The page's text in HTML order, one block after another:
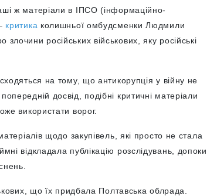
ж матеріали в ІПСО (інформаційно-
критика колишньої омбудсменки Людмили
російських військових, яку російські
на тому, що антикорупція у війну не
досвід, подібні критичні матеріали
використати ворог.
щодо закупівель, які просто не стала
відкладала публікацію розслідувань, допоки
що їх придбала Полтавська облрада.